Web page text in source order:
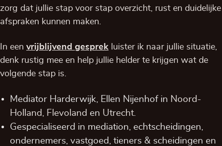
zorg dat jullie stap voor stap overzicht, rust en duidelijke
afspraken kunnen maken.
In een vrijblijvend gesprek luister ik naar jullie situatie,
denk rustig mee en help jullie helder te krijgen wat de
volgende stap is.
Mediator Harderwijk, Ellen Nijenhof in Noord-
Holland,
Flevoland en Utrecht
Gespecialiseerd in mediation, echtscheidingen,
ondernemers, vastgoed, tieners & scheidingen en